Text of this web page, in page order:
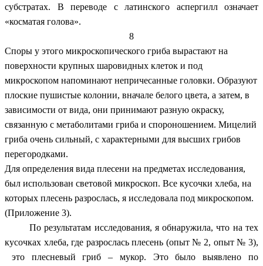
субстратах. В переводе с латинского аспергилл означает
«косматая голова».
8
Споры у этого микроскопического гриба вырастают на
поверхности крупных шаровидных клеток и под
микроскопом напоминают непричесанные головки. Образуют
плоские пушистые колонии, вначале белого цвета, а затем, в
зависимости от вида, они принимают разную окраску,
связанную с метаболитами гриба и спороношением. Мицелий
гриба очень сильный, с характерными для высших грибов
перегородками.
Для определения вида плесени на предметах исследования,
был использован световой микроскоп. Все кусочки хлеба, на
которых плесень разрослась, я исследовала под микроскопом.
(Приложение 3).
По результатам исследования, я обнаружила, что на тех
кусочках хлеба, где разрослась плесень (опыт № 2, опыт № 3),
это плесневый гриб – мукор. Это было выявлено по